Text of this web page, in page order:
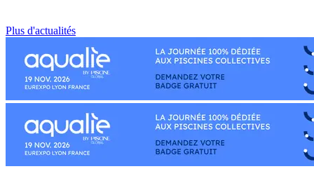
Plus d'actualités